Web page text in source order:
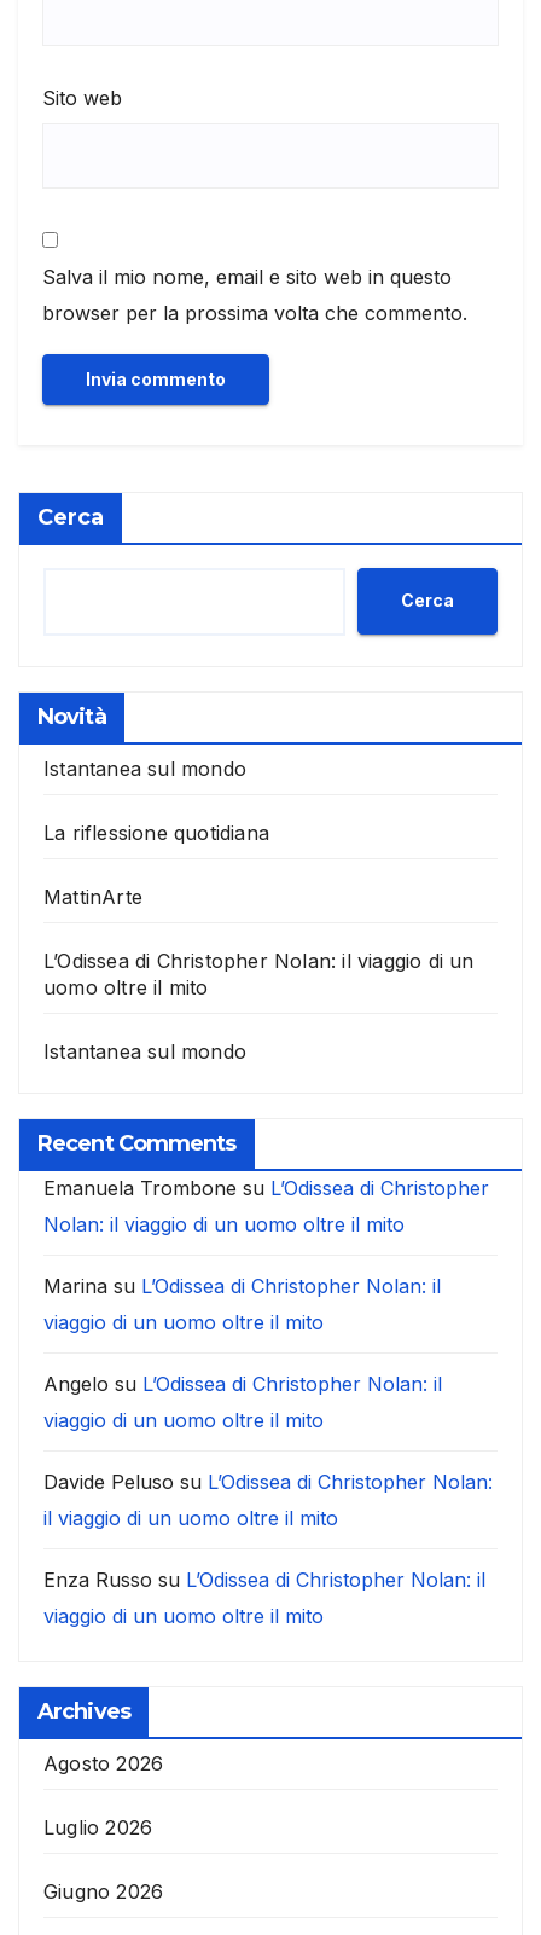
Sito web
Salva il mio nome, email e sito web in questo
browser per la prossima volta che commento.
Cerca
Cerca
Novità
Istantanea sul mondo
La riflessione quotidiana
MattinArte
L’Odissea di Christopher Nolan: il viaggio di un
uomo oltre il mito
Istantanea sul mondo
Recent Comments
Emanuela Trombone su L’Odissea di Christopher
Nolan: il viaggio di un uomo oltre il mito
Marina su L’Odissea di Christopher Nolan: il
viaggio di un uomo oltre il mito
Angelo su L’Odissea di Christopher Nolan: il
viaggio di un uomo oltre il mito
Davide Peluso su L’Odissea di Christopher Nolan:
il viaggio di un uomo oltre il mito
Enza Russo su L’Odissea di Christopher Nolan: il
viaggio di un uomo oltre il mito
Archives
Agosto 2026
Luglio 2026
Giugno 2026